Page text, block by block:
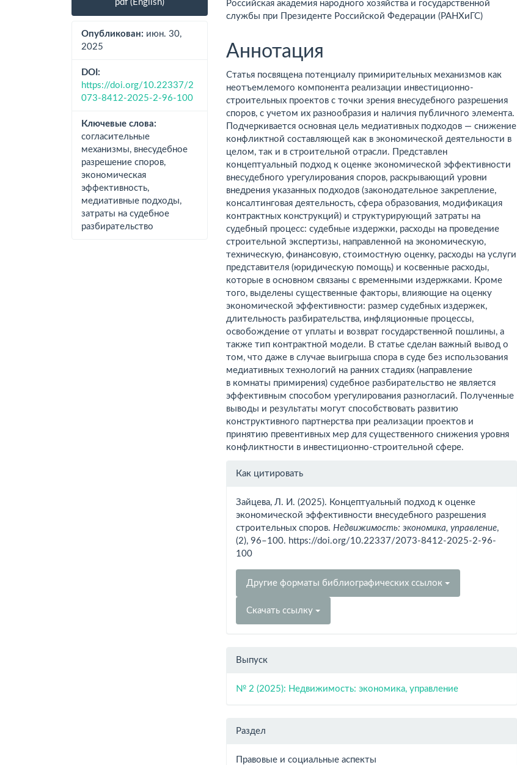
панель
статьи
pdf (English)
Опубликован: июн. 30,
2025
DOI:
https://doi.org/10.22337/2
073-8412-2025-2-96-100
Ключевые слова:
согласительные
механизмы, внесудебное
разрешение споров,
экономическая
эффективность,
медиативные подходы,
затраты на судебное
разбирательство
содержимое
Российская академия народного хозяйства и государственной
службы при Президенте Российской Федерации (РАНХиГС)
Аннотация
Статья посвящена потенциалу примирительных механизмов как
неотъемлемого компонента реализации инвестиционно-
строительных проектов с точки зрения внесудебного разрешения
споров, с учетом их разнообразия и наличия публичного элемента.
Подчеркивается основная цель медиативных подходов — снижение
конфликтной составляющей как в экономической деятельности в
целом, так и в строительной отрасли. Представлен
концептуальный подход к оценке экономической эффективности
внесудебного урегулирования споров, раскрывающий уровни
внедрения указанных подходов (законодательное закрепление,
консалтинговая деятельность, сфера образования, модификация
контрактных конструкций) и структурирующий затраты на
судебный процесс: судебные издержки, расходы на проведение
строительной экспертизы, направленной на экономическую,
техническую, финансовую, стоимостную оценку, расходы на услуги
представителя (юридическую помощь) и косвенные расходы,
которые в основном связаны с временными издержками. Кроме
того, выделены существенные факторы, влияющие на оценку
экономической эффективности: размер судебных издержек,
длительность разбирательства, инфляционные процессы,
освобождение от уплаты и возврат государственной пошлины, а
также тип контрактной модели. В статье сделан важный вывод о
том, что даже в случае выигрыша спора в суде без использования
медиативных технологий на ранних стадиях (направление
в комнаты примирения) судебное разбирательство не является
эффективным способом урегулирования разногласий. Полученные
выводы и результаты могут способствовать развитию
конструктивного партнерства при реализации проектов и
принятию превентивных мер для существенного снижения уровня
конфликтности в инвестиционно-строительной сфере.
Информация
Как цитировать
Зайцева, Л. И. (2025). Концептуальный подход к оценке
экономической эффективности внесудебного разрешения
строительных споров. Недвижимость: экономика, управление,
(2), 96–100. https://doi.org/10.22337/2073-8412-2025-2-96-
100
Другие форматы библиографических ссылок
Скачать ссылку
Выпуск
№ 2 (2025): Недвижимость: экономика, управление
Раздел
Правовые и социальные аспекты